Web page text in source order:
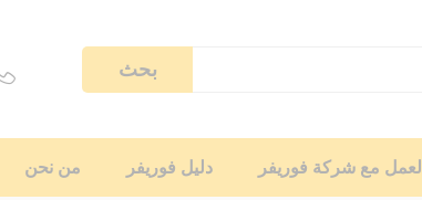
بحث
العمل مع شركة فوريفر دليل فوريفر من نحن